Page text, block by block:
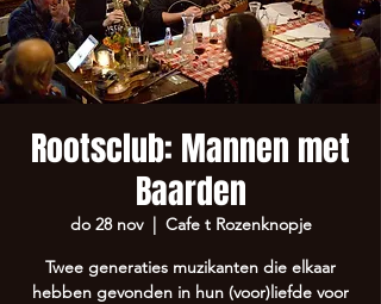
Rootsclub: Mannen met
Baarden
do 28 nov
  |
Cafe t Rozenknopje
Twee generaties muzikanten die elkaar
hebben gevonden in hun (voor)liefde voor